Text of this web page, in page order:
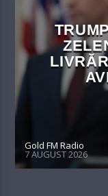
Gold FM Radio
7 AUGUST 2026